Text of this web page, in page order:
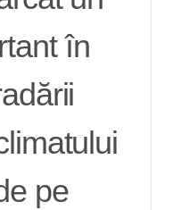
în
pe